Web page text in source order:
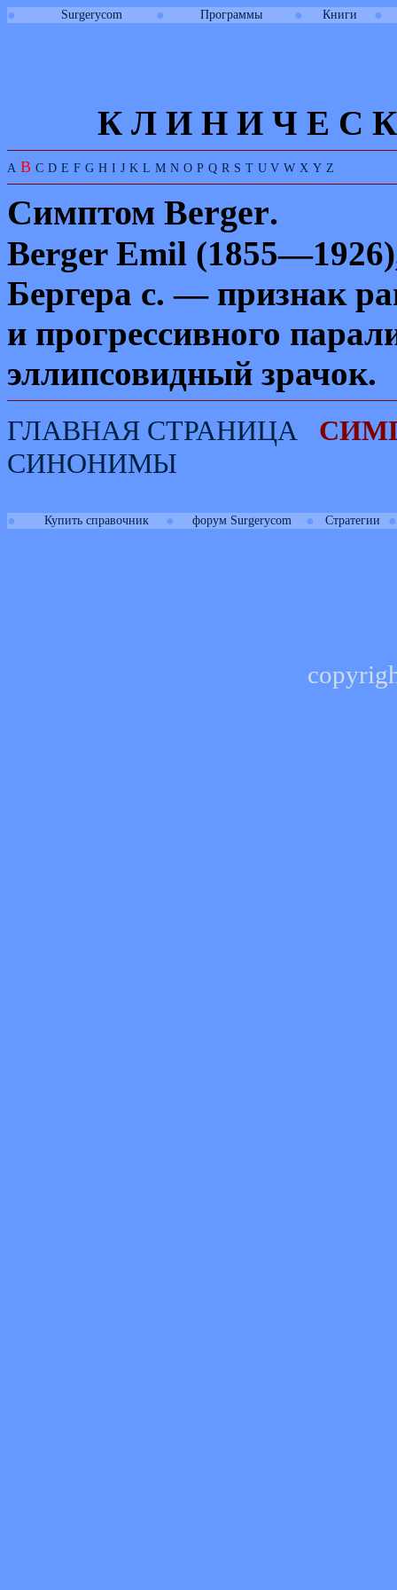
● Surgerycom ● Программы ● Книги ●
К Л И Н И Ч Е С К
A B C D E F G H I J K L M N O P Q R S T U V W X Y Z
Симптом Berger.
Berger Emil
Бергера с. — признак
и прогрессивного
эллипсовидный зрачок.
ГЛАВНАЯ СТРАНИЦА
СИНОНИМЫ
● Купить справочник ● форум Surgerycom ● Стратегии ●